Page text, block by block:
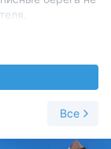
каньон
но точно
ниши.
каньон упал
Все